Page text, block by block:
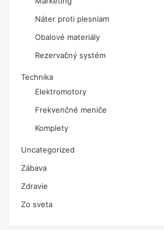
Náter proti plesniam
Obalové materiály
Rezervačný systém
Technika
Elektromotory
Frekvenčné meniče
Komplety
Uncategorized
Zábava
Zdravie
Zo sveta